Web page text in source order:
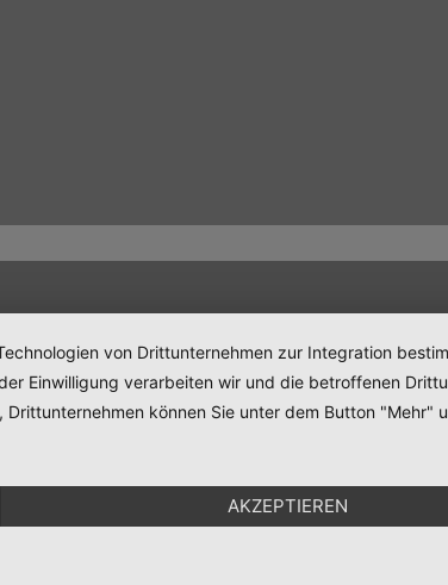
von Drittunternehmen zur Integration
Einwilligung verarbeiten wir und die betroffenen
können Sie unter dem Button "Mehr"
AKZEPTIEREN